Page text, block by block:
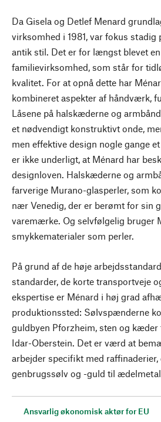
Da Gisela og Detlef Menard
virksomhed i 1981, var fokus stadig
antik stil. Det er for længst blevet
familievirksomhed, som står for
kvalitet. For at opnå dette har
kombineret aspekter af håndværk,
Låsene på halskæderne og
et nødvendigt konstruktivt onde,
men effektive design nogle gange
er ikke underligt, at Ménard har
designloven. Halskæderne og
farverige Murano-glasperler, som
nær Venedig, der er berømt for sin
varemærke. Og selvfølgelig bruger
smykkematerialer som perler.
På grund af de høje
standarder, de korte transportveje
ekspertise er Ménard i høj grad
produktionssted: Sølvspænderne
guldbyen Pforzheim, sten og
Idar-Oberstein. Det er værd at
arbejder specifikt med
genbrugssølv og -guld til
Ansvarlig økonomisk aktør for EU